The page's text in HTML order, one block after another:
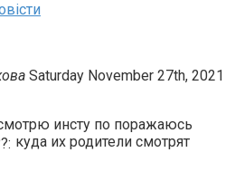
Saturday November 27th, 2021
инсту по поражаюсь
куда их родители смотрят